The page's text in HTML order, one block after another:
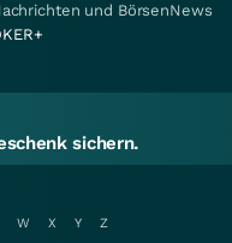
und BörsenNews
sichern.
W X Y
Z